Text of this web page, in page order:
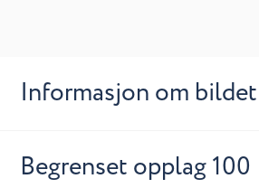
Informasjon om bildet
Begrenset opplag 100